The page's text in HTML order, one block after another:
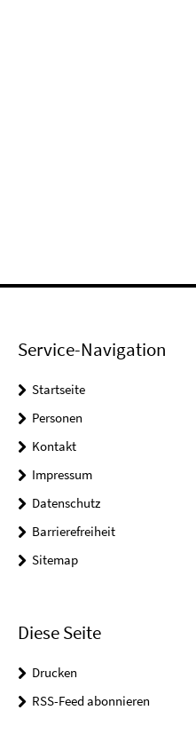
Service-Navigation
Startseite
Personen
Kontakt
Impressum
Datenschutz
Barrierefreiheit
Sitemap
Diese Seite
Drucken
RSS-Feed abonnieren